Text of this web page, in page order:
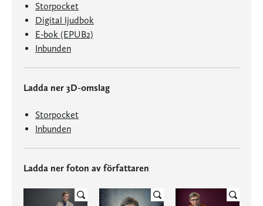
Storpocket
Digital ljudbok
E-bok (EPUB2)
Inbunden
Ladda ner 3D-omslag
Storpocket
Inbunden
Ladda ner foton av författaren